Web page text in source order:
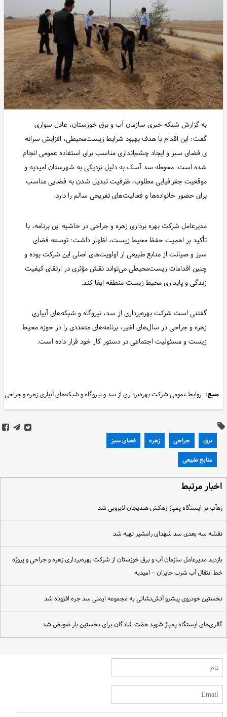
به گزارش شبکه خبری سازمان آب و برق خوزستان، عادل سواری
گفت: این اقدام با هدف بهبود شرایط زیست‌محیطی، افزایش سرانه
ی فضای سبز و ایجاد چشم‌اندازی مناسب برای استفاده عمومی انجام
شده است. محوطه سد آسک به دلیل نزدیکی به شهرستان امیدیه و
موقعیت جغرافیایی مطلوب، ظرفیت تبدیل شدن به فضایی مناسب
برای حضور خانواده‌ها و فعالیت‌های تفریحی سالم را دارد.
مدیرعامل شرکت بهره برداری زهره و جراحی در حاشیه این برنامه، با
تأکید بر اهمیت حفظ محیط زیست، اظهار داشت: توسعه فضای
سبز و صیانت از منابع طبیعی از اولویت‌های اصلی این شرکت بوده و
چنین اقدامات زیست‌محیطی می‌تواند نقش مؤثری در ارتقای کیفیت
زندگی و پایداری محیط زیست منطقه ایفا کند.
گفتنی است شرکت بهره‌برداری از سد، نیروگاه و شبکه‌های آبیاری
زهره و جراحی در سال‌های اخیر، برنامه‌های متعددی را در حوزه محیط
زیست و مسئولیت اجتماعی در دستور کار خود قرار داده است.
منبع: روابط عمومی شرکت بهره‌برداری از سد و نیروگاه و شبکه‌های آبیاری زهره و جراحی
برق جراحی زهره فضای سبز
منابع طبیعی
اخبار مرتبط
زهآب بر ایستگاه پمپاژ زهکش هندیجان لایروبی شد
نقشه سه بعدی سد شهدای رامشیر تهیه شد
بازدید مدیرعامل سازمان آب و برق خوزستان از شرکت بهره‌برداری زهره و جراحی و پروژه
خط انتقال آب شرب جایزان – امیدیه
نخستین خودروی پیشرو آتش‌نشانی به مجموعه ایمنی سد جره افزوده شد
گالری‌های ایستگاه پمپاژ شهید همّت شادگان برای نخستین بار تعویض شد